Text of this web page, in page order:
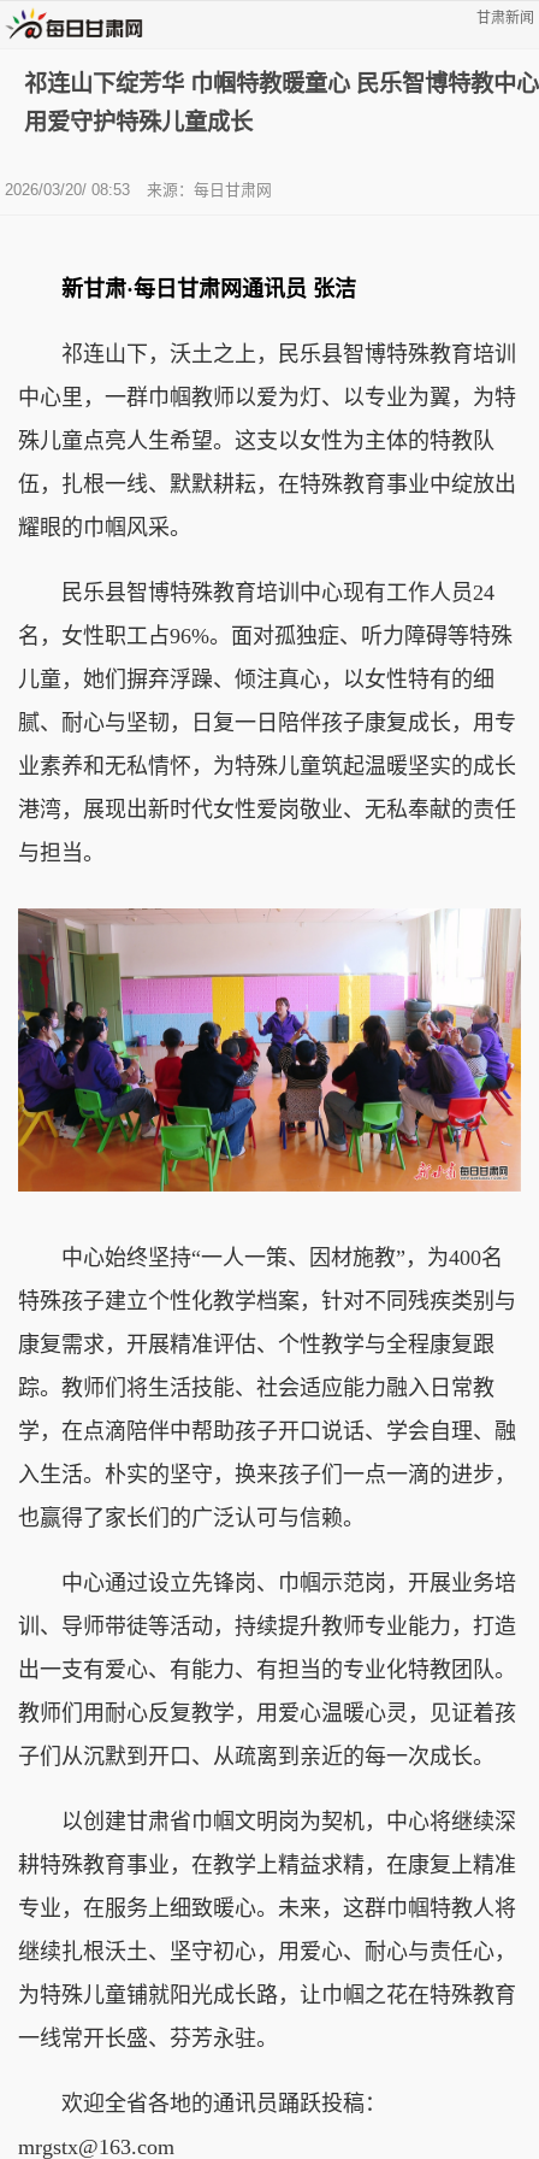
甘肃新闻
祁连山下绽芳华 巾帼特教暖童心 民乐智博特教中心
用爱守护特殊儿童成长
2026/03/20/ 08:53 来源：每日甘肃网
新甘肃·每日甘肃网通讯员 张洁
祁连山下，沃土之上，民乐县智博特殊教育培训
中心里，一群巾帼教师以爱为灯、以专业为翼，为特
殊儿童点亮人生希望。这支以女性为主体的特教队
伍，扎根一线、默默耕耘，在特殊教育事业中绽放出
耀眼的巾帼风采。
民乐县智博特殊教育培训中心现有工作人员24
名，女性职工占96%。面对孤独症、听力障碍等特殊
儿童，她们摒弃浮躁、倾注真心，以女性特有的细
腻、耐心与坚韧，日复一日陪伴孩子康复成长，用专
业素养和无私情怀，为特殊儿童筑起温暖坚实的成长
港湾，展现出新时代女性爱岗敬业、无私奉献的责任
与担当。
中心始终坚持“一人一策、因材施教”，为400名
特殊孩子建立个性化教学档案，针对不同残疾类别与
康复需求，开展精准评估、个性教学与全程康复跟
踪。教师们将生活技能、社会适应能力融入日常教
学，在点滴陪伴中帮助孩子开口说话、学会自理、融
入生活。朴实的坚守，换来孩子们一点一滴的进步，
也赢得了家长们的广泛认可与信赖。
中心通过设立先锋岗、巾帼示范岗，开展业务培
训、导师带徒等活动，持续提升教师专业能力，打造
出一支有爱心、有能力、有担当的专业化特教团队。
教师们用耐心反复教学，用爱心温暖心灵，见证着孩
子们从沉默到开口、从疏离到亲近的每一次成长。
以创建甘肃省巾帼文明岗为契机，中心将继续深
耕特殊教育事业，在教学上精益求精，在康复上精准
专业，在服务上细致暖心。未来，这群巾帼特教人将
继续扎根沃土、坚守初心，用爱心、耐心与责任心，
为特殊儿童铺就阳光成长路，让巾帼之花在特殊教育
一线常开长盛、芬芳永驻。
欢迎全省各地的通讯员踊跃投稿：
mrgstx@163.com